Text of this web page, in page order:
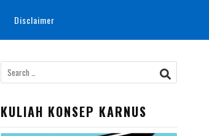
Disclaimer
Search
for:
KULIAH KONSEP KARNUS